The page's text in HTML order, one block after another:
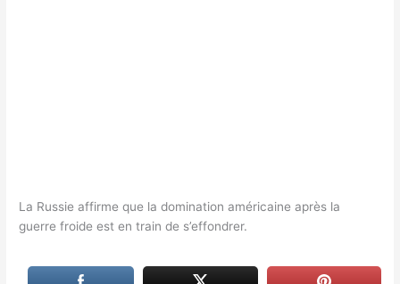
La Russie affirme que la domination américaine après la
guerre froide est en train de s’effondrer.